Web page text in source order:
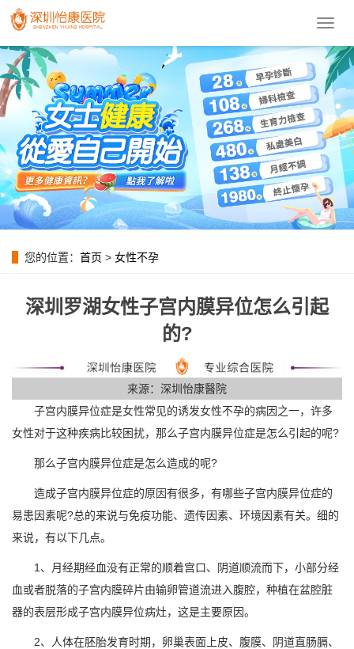
導
菜
單
您的位置： 首页 > 女性不孕
深圳罗湖女性子宫内膜异位怎么引起
的?
来源：深圳怡康醫院
子宫内膜异位症是女性常见的诱发女性不孕的病因之一，许多
女性对于这种疾病比较困扰，那么子宫内膜异位症是怎么引起的呢?
那么子宫内膜异位症是怎么造成的呢?
造成子宫内膜异位症的原因有很多，有哪些子宫内膜异位症的
易患因素呢?总的来说与免疫功能、遗传因素、环境因素有关。细的
来说，有以下几点。
1、月经期经血没有正常的顺着宫口、阴道顺流而下，小部分经
血或者脱落的子宫内膜碎片由输卵管道流进入腹腔，种植在盆腔脏
器的表层形成子宫内膜异位病灶，这是主要原因。
2、人体在胚胎发育时期，卵巢表面上皮、腹膜、阴道直肠膈、